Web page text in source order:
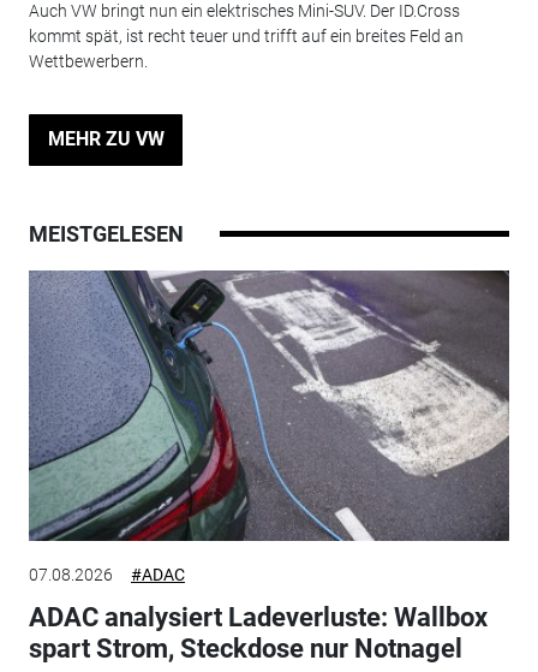
Auch VW bringt nun ein elektrisches Mini-SUV. Der ID.Cross
kommt spät, ist recht teuer und trifft auf ein breites Feld an
Wettbewerbern.
MEHR ZU VW
MEISTGELESEN
07.08.2026 #ADAC
ADAC analysiert Ladeverluste: Wallbox
spart Strom, Steckdose nur Notnagel